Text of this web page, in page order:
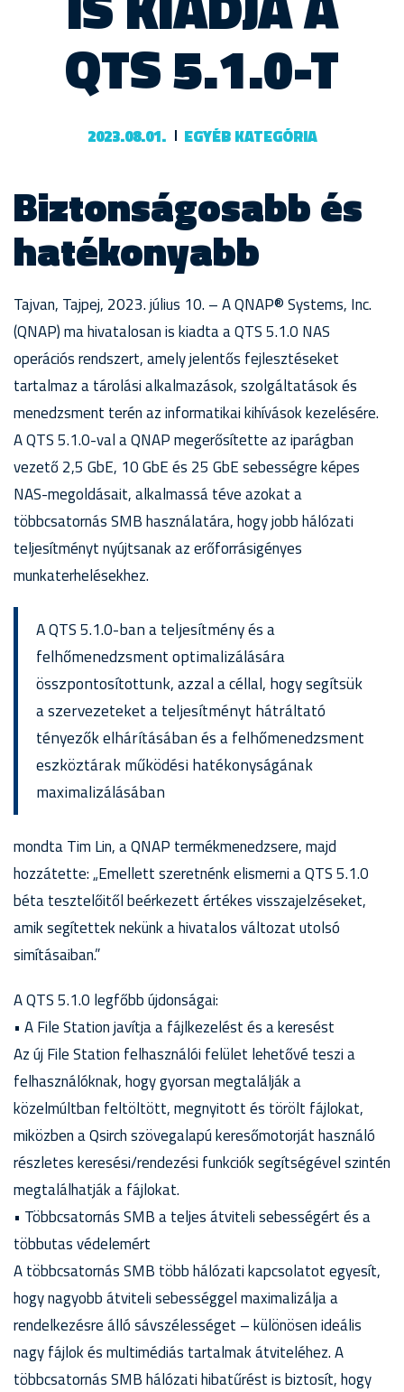
QTS 5.1.0-T
2023.08.01. EGYÉB KATEGÓRIA
Biztonságosabb és
hatékonyabb
Tajvan, Tajpej, 2023. július 10. – A QNAP® Systems, Inc.
(QNAP) ma hivatalosan is kiadta a QTS 5.1.0 NAS
operációs rendszert, amely jelentős fejlesztéseket
tartalmaz a tárolási alkalmazások, szolgáltatások és
menedzsment terén az informatikai kihívások kezelésére.
A QTS 5.1.0-val a QNAP megerősítette az iparágban
vezető 2,5 GbE, 10 GbE és 25 GbE sebességre képes
NAS-megoldásait, alkalmassá téve azokat a
többcsatornás SMB használatára, hogy jobb hálózati
teljesítményt nyújtsanak az erőforrásigényes
munkaterhelésekhez.
A QTS 5.1.0-ban a teljesítmény és a
felhőmenedzsment optimalizálására
összpontosítottunk, azzal a céllal, hogy segítsük
a szervezeteket a teljesítményt hátráltató
tényezők elhárításában és a felhőmenedzsment
eszköztárak működési hatékonyságának
maximalizálásában
mondta Tim Lin, a QNAP termékmenedzsere, majd
hozzátette: „Emellett szeretnénk elismerni a QTS 5.1.0
béta tesztelőitől beérkezett értékes visszajelzéseket,
amik segítettek nekünk a hivatalos változat utolsó
simításaiban.”
A QTS 5.1.0 legfőbb újdonságai:
• A File Station javítja a fájlkezelést és a keresést
Az új File Station felhasználói felület lehetővé teszi a
felhasználóknak, hogy gyorsan megtalálják a
közelmúltban feltöltött, megnyitott és törölt fájlokat,
miközben a Qsirch szövegalapú keresőmotorját használó
részletes keresési/rendezési funkciók segítségével szintén
megtalálhatják a fájlokat.
• Többcsatornás SMB a teljes átviteli sebességért és a
többutas védelemért
A többcsatornás SMB több hálózati kapcsolatot egyesít,
hogy nagyobb átviteli sebességgel maximalizálja a
rendelkezésre álló sávszélességet – különösen ideális
nagy fájlok és multimédiás tartalmak átviteléhez. A
többcsatornás SMB hálózati hibatűrést is biztosít, hogy